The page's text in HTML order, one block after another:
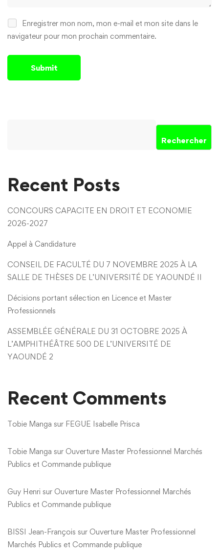
Enregistrer mon nom, mon e-mail et mon site dans le
navigateur pour mon prochain commentaire.
Rechercher
Recent Posts
CONCOURS CAPACITE EN DROIT ET ECONOMIE
2026-2027
Appel à Candidature
CONSEIL DE FACULTÉ DU 7 NOVEMBRE 2025 À LA
SALLE DE THÈSES DE L’UNIVERSITÉ DE YAOUNDÉ II
Décisions portant sélection en Licence et Master
Professionnels
ASSEMBLÉE GÉNÉRALE DU 31 OCTOBRE 2025 À
L’AMPHITHÉÂTRE 500 DE L’UNIVERSITÉ DE
YAOUNDÉ 2
Recent Comments
Tobie Manga sur FEGUE Isabelle Prisca
Tobie Manga sur Ouverture Master Professionnel Marchés
Publics et Commande publique
Guy Henri sur Ouverture Master Professionnel Marchés
Publics et Commande publique
BISSI Jean-François sur Ouverture Master Professionnel
Marchés Publics et Commande publique